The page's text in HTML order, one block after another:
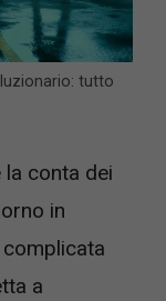
tutto
conta dei
in
a